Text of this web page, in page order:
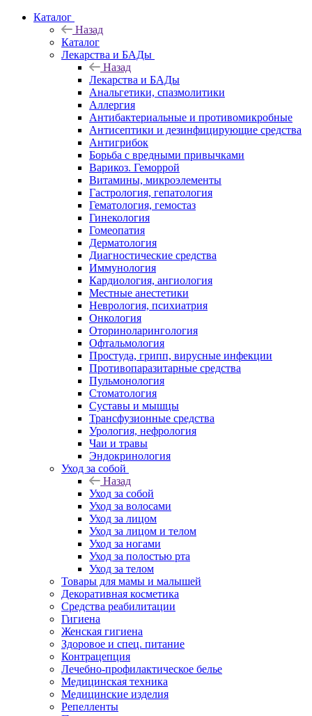
Каталог
Назад
Каталог
Лекарства и БАДы
Назад
Лекарства и БАДы
Анальгетики, спазмолитики
Аллергия
Антибактериальные и противомикробные
Антисептики и дезинфицирующие средства
Антигрибок
Борьба с вредными привычками
Варикоз. Геморрой
Витамины, микроэлементы
Гастрология, гепатология
Гематология, гемостаз
Гинекология
Гомеопатия
Дерматология
Диагностические средства
Иммунология
Кардиология, ангиология
Местные анестетики
Неврология, психиатрия
Онкология
Оториноларингология
Офтальмология
Простуда, грипп, вирусные инфекции
Противопаразитарные средства
Пульмонология
Стоматология
Суставы и мышцы
Трансфузионные средства
Урология, нефрология
Чаи и травы
Эндокринология
Уход за собой
Назад
Уход за собой
Уход за волосами
Уход за лицом
Уход за лицом и телом
Уход за ногами
Уход за полостью рта
Уход за телом
Товары для мамы и малышей
Декоративная косметика
Средства реабилитации
Гигиена
Женская гигиена
Здоровое и спец. питание
Контрацепция
Лечебно-профилактическое белье
Медицинская техника
Медицинские изделия
Репелленты